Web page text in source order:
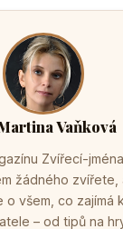
Vaňková
Zvířecí-
žádného zvířete,
o všem, co zajímá
– od tipů na